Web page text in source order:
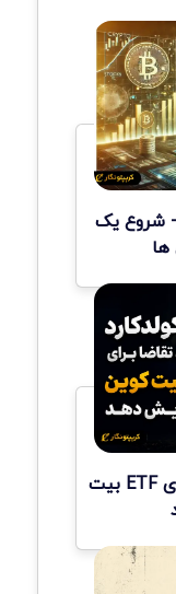
شروع یک
ها
هک کولدکارد می‌تواند تقاضا برای ETF بیت